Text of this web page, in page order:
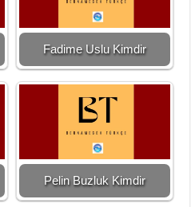
Fadime Uslu Kimdir
Pelin Buzluk Kimdir